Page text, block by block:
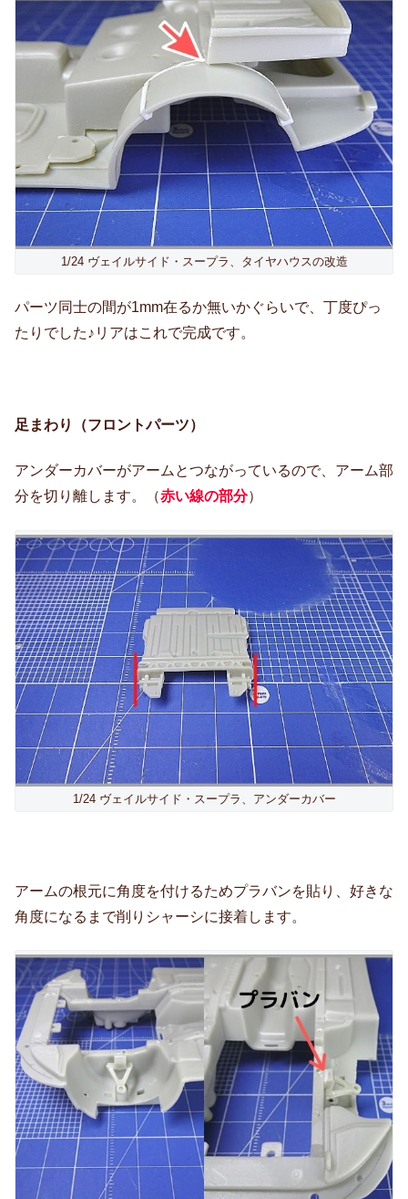
1/24 ヴェイルサイド・スープラ、タイヤハウスの改造
パーツ同士の間が1mm在るか無いかぐらいで、丁度ぴっ
たりでした♪リアはこれで完成です。
足まわり（フロントパーツ）
アンダーカバーがアームとつながっているので、アーム部
分を切り離します。（赤い線の部分）
1/24 ヴェイルサイド・スープラ、アンダーカバー
アームの根元に角度を付けるためプラバンを貼り、好きな
角度になるまで削りシャーシに接着します。